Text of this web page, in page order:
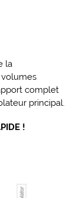
la
complet
principal.
!